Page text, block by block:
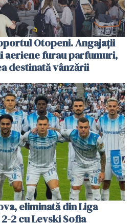
Otopeni. Angajații
aeriene furau parfumuri,
destinată vânzării
eliminată din Liga
2 cu Levski Sofia